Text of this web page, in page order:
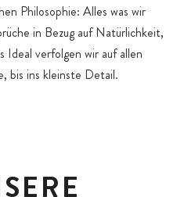
Philosophie: Alles was wir
in Bezug auf Natürlichkeit,
verfolgen wir auf allen
bis ins kleinste Detail.